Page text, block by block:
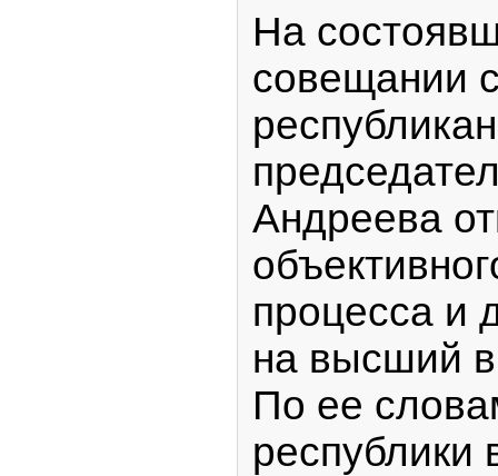
На
совещании
Андреева
процесса и
на высший в
По ее
республики